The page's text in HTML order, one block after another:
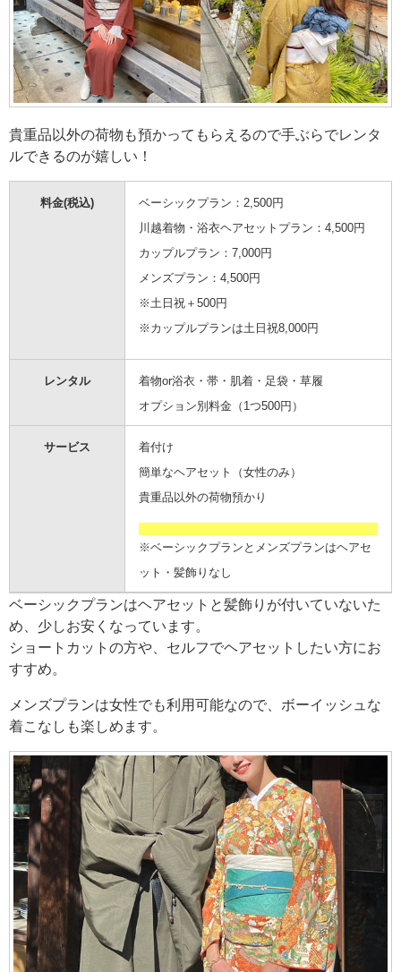
貴重品以外の荷物も預かってもらえるので手ぶらでレンタ
ルできるのが嬉しい！
料金(税込) ベーシックプラン：2,500円
川越着物・浴衣ヘアセットプラン：4,500円
カップルプラン：7,000円
メンズプラン：4,500円
※土日祝＋500円
※カップルプランは土日祝8,000円
レンタル 着物or浴衣・帯・肌着・足袋・草履
オプション別料金（1つ500円）
サービス 着付け
簡単なヘアセット（女性のみ）
貴重品以外の荷物預かり
※ベーシックプランとメンズプランはヘアセ
ット・髪飾りなし
ベーシックプランはヘアセットと髪飾りが付いていないた
め、少しお安くなっています。
ショートカットの方や、セルフでヘアセットしたい方にお
すすめ。
メンズプランは女性でも利用可能なので、ボーイッシュな
着こなしも楽しめます。